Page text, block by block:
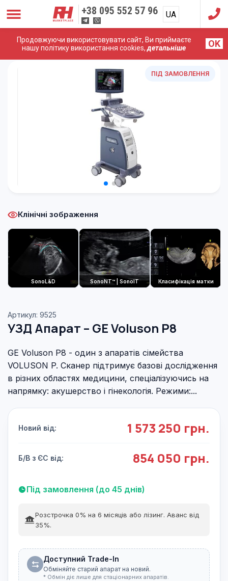
Продовжуючи використовувати сайт, Ви приймаєте
нашу політику використання cookies,детальніше OK
+38 095 552 57 96 UA
RU
Головна/УЗД Апарати/GE (General Electric)/УЗД
Апарат – GE Voluson P8
ПІД ЗАМОВЛЕННЯ
Клінічні зображення
SonoL&D SonoNT™ | SonoIT Класифікація матки
Артикул: 9525
УЗД Апарат – GE Voluson P8
GE Voluson P8 - один з апаратів сімейства
VOLUSON P. Сканер підтримує базові дослідження
в різних областях медицини, спеціалізуючись на
напрямку: акушерство і гінекологія. Режими:...
Новий від: 1 573 250 грн.
Б/В з ЄС від: 854 050 грн.
Під замовлення (до 45 днів)
Розстрочка 0% на 6 місяців або лізинг. Аванс від
35%.
Доступний Trade-In
Обміняйте старий апарат на новий.
* Обмін діє лише для стаціонарних апаратів.